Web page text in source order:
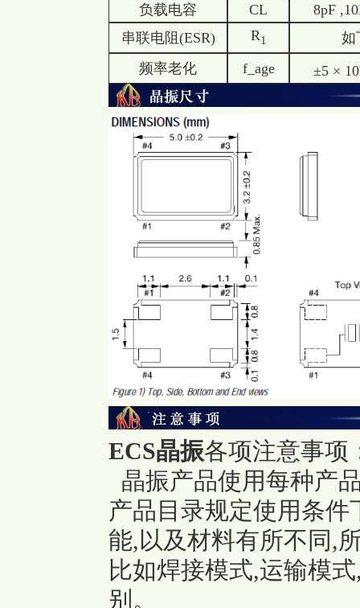
负载电容
CL
8pF
串联电阻(ESR)
R1
如
频率老化
f_age ±5 × 10
ECS晶振各项注意事项
晶振产品使用每种产
产品目录规定使用条
能,以及材料有所不同,
比如焊接模式,运输模
别。